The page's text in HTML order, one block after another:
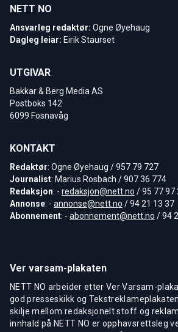
NETT NO
Ansvarleg redaktør: Ogne Øyehaug
Dagleg leiar: Eirik Staurset
UTGIVAR
Bakkar & Berg Media AS
Postboks 142
6099 Fosnavåg
KONTAKT
Redaktør: Ogne Øyehaug / 957 79 727
Journalist: Marius Rosbach / 907 36 774
Redaksjon: - redaksjon@nett.no / 95 77 97
Annonse: - annonse@nett.no / 94 21 13 37
Abonnement: - abonnement@nett.no / 94
Ver varsam-plakaten
NETT NO arbeider etter Ver Varsam-
god presseskikk og
skilje mellom redaksjonelt stoff og
innhald på NETT NO er opphavsrettsleg